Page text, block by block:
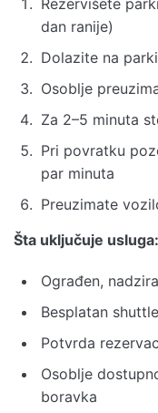
Rezervišete
dan ranije)
Dolazite na
Osoblje
Za 2–5 minuta
Pri povratku
par minuta
Preuzimate
Šta uključuje usluga:
Ograđen,
Besplatan
Potvrda
Osoblje
boravka